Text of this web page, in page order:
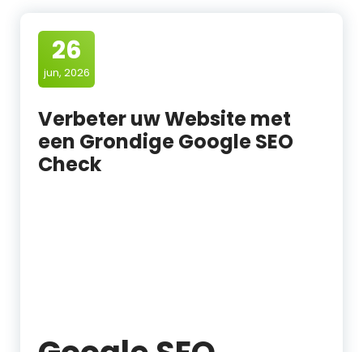
26
jun, 2026
Verbeter uw Website met
een Grondige Google SEO
Check